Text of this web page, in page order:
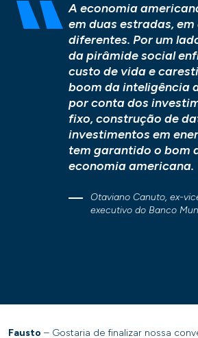
A economia
em duas estradas,
diferentes. Por um
da pirâmide social
custo de vida e
boom da inteligência
por conta dos
fixo, construção de
investimentos em
tem garantido o bom
economia americana.
Otaviano Canuto, ex-
executivo do Banco
Fausto – Gostaria de finalizar nossa